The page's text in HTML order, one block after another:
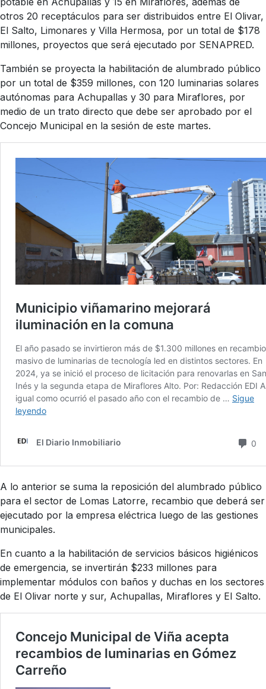
otros 20 receptáculos para ser distribuidos entre El Olivar,
El Salto, Limonares y Villa Hermosa, por un total de $178
millones, proyectos que será ejecutado por SENAPRED.
También se proyecta la habilitación de alumbrado público
por un total de $359 millones, con 120 luminarias solares
autónomas para Achupallas y 30 para Miraflores, por
medio de un trato directo que debe ser aprobado por el
Concejo Municipal en la sesión de este martes.
A lo anterior se suma la reposición del alumbrado público
para el sector de Lomas Latorre, recambio que deberá ser
ejecutado por la empresa eléctrica luego de las gestiones
municipales.
En cuanto a la habilitación de servicios básicos higiénicos
de emergencia, se invertirán $233 millones para
implementar módulos con baños y duchas en los sectores
de El Olivar norte y sur, Achupallas, Miraflores y El Salto.